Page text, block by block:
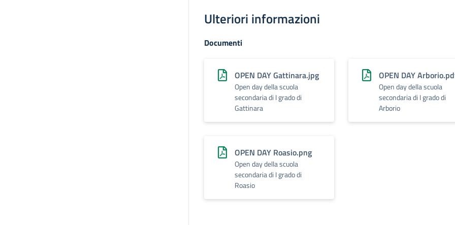
Ulteriori informazioni
Documenti
OPEN DAY Gattinara.jpg
Open day della scuola
secondaria di I grado di
Gattinara
OPEN DAY
Open day della scuola
secondaria di I grado di
Arborio
OPEN DAY Roasio.png
Open day della scuola
secondaria di I grado di
Roasio